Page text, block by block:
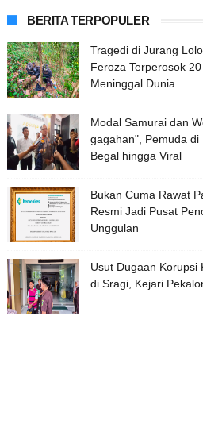
BERITA TERPOPULER
Tragedi di Jurang
Feroza Terperosok
Meninggal Dunia
Modal Samurai dan
gagahan", Pemuda di
Begal hingga Viral
Bukan Cuma Rawat
Resmi Jadi Pusat
Unggulan
Usut Dugaan Korupsi
di Sragi, Kejari